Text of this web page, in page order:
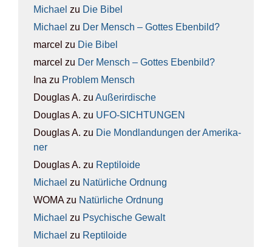
Michael zu Die Bibel
Michael zu Der Mensch – Got­tes Eben­bild?
marcel zu Die Bibel
marcel zu Der Mensch – Got­tes Eben­bild?
Ina zu Pro­blem Mensch
Douglas A. zu Außer­ir­di­sche
Douglas A. zu UFO-SICH­TUN­GEN
Douglas A. zu Die Mond­lan­dun­gen der Ame­ri­ka­
ner
Douglas A. zu Rep­ti­lo­ide
Michael zu Natür­li­che Ord­nung
WOMAzu Natür­li­che Ord­nung
Michael zu Psy­chi­sche Gewalt
Michael zu Rep­ti­lo­ide